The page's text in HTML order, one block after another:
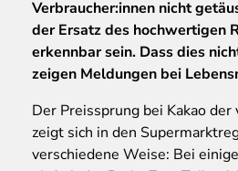
Verbraucher:innen nicht
der Ersatz des hochwertigen
erkennbar sein. Dass dies
zeigen Meldungen bei
Der Preissprung bei Kakao der
zeigt sich in den
verschiedene Weise: Bei